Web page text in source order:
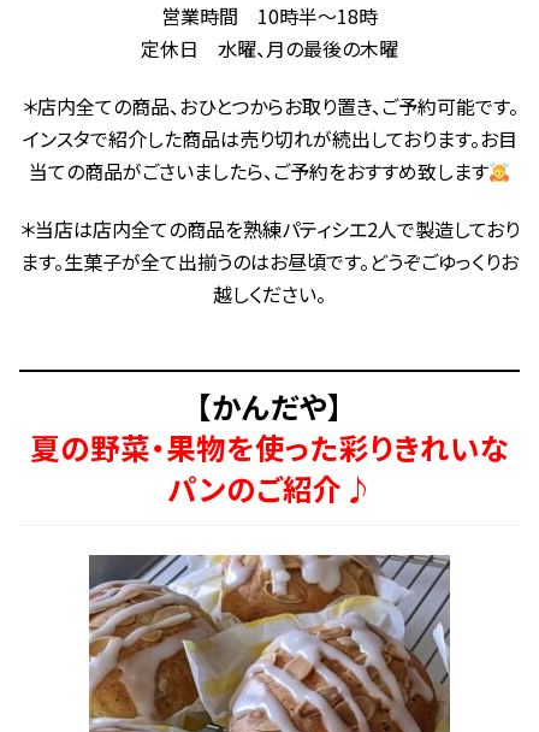
営業時間 10時半〜18時
定休日 水曜、月の最後の木曜
＊店内全ての商品、おひとつからお取り置き、ご予約可能です。
インスタで紹介した商品は売り切れが続出しております。お目
当ての商品がごさいましたら、ご予約をおすすめ致します
＊当店は店内全ての商品を熟練パティシエ2人で製造しており
ます。生菓子が全て出揃うのはお昼頃です。どうぞごゆっくりお
越しください。
【かんだや】
夏の野菜・果物を使った彩りきれいな
パンのご紹介♪